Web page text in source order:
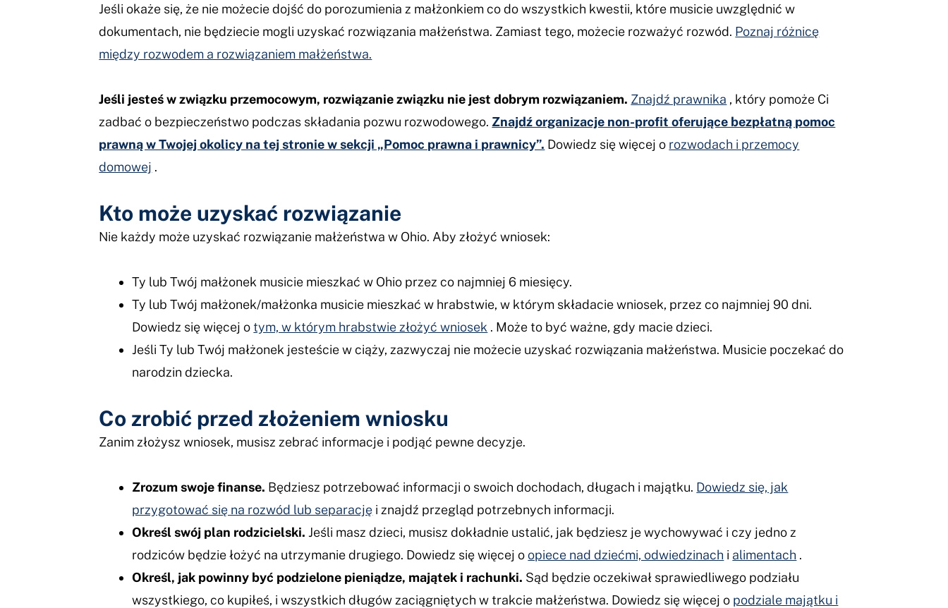
Jeśli okaże się, że nie możecie dojść do porozumienia z małżonkiem co do wszystkich kwestii, które musicie uwzględnić w
dokumentach, nie będziecie mogli uzyskać rozwiązania małżeństwa. Zamiast tego, możecie rozważyć rozwód. Poznaj różnicę
między rozwodem a rozwiązaniem małżeństwa.
Jeśli jesteś w związku przemocowym, rozwiązanie związku nie jest dobrym rozwiązaniem. Znajdź prawnika , który pomoże Ci
zadbać o bezpieczeństwo podczas składania pozwu rozwodowego. Znajdź organizacje non-profit oferujące bezpłatną pomoc
prawną w Twojej okolicy na tej stronie w sekcji „Pomoc prawna i prawnicy”. Dowiedz się więcej o rozwodach i przemocy
domowej .
Kto może uzyskać rozwiązanie
Nie każdy może uzyskać rozwiązanie małżeństwa w Ohio. Aby złożyć wniosek:
Ty lub Twój małżonek musicie mieszkać w Ohio przez co najmniej 6 miesięcy.
Ty lub Twój małżonek/małżonka musicie mieszkać w hrabstwie, w którym składacie wniosek, przez co najmniej 90 dni.
Dowiedz się więcej o tym, w którym hrabstwie złożyć wniosek . Może to być ważne, gdy macie dzieci.
Jeśli Ty lub Twój małżonek jesteście w ciąży, zazwyczaj nie możecie uzyskać rozwiązania małżeństwa. Musicie poczekać do
narodzin dziecka.
Co zrobić przed złożeniem wniosku
Zanim złożysz wniosek, musisz zebrać informacje i podjąć pewne decyzje.
Zrozum swoje finanse. Będziesz potrzebować informacji o swoich dochodach, długach i majątku. Dowiedz się, jak
przygotować się na rozwód lub separację i znajdź przegląd potrzebnych informacji.
Określ swój plan rodzicielski. Jeśli masz dzieci, musisz dokładnie ustalić, jak będziesz je wychowywać i czy jedno z
rodziców będzie łożyć na utrzymanie drugiego. Dowiedz się więcej oopiece nad dziećmi, odwiedzinach i alimentach .
Określ, jak powinny być podzielone pieniądze, majątek i rachunki. Sąd będzie oczekiwał sprawiedliwego podziału
wszystkiego, co kupiłeś, i wszystkich długów zaciągniętych w trakcie małżeństwa. Dowiedz się więcej o podziale majątku i